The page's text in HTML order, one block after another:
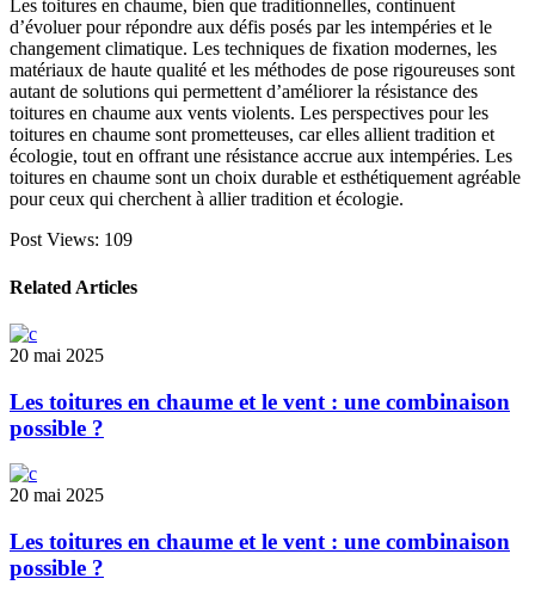
Les toitures en chaume, bien que traditionnelles, continuent
d’évoluer pour répondre aux défis posés par les intempéries et le
changement climatique. Les techniques de fixation modernes, les
matériaux de haute qualité et les méthodes de pose rigoureuses sont
autant de solutions qui permettent d’améliorer la résistance des
toitures en chaume aux vents violents. Les perspectives pour les
toitures en chaume sont prometteuses, car elles allient tradition et
écologie, tout en offrant une résistance accrue aux intempéries. Les
toitures en chaume sont un choix durable et esthétiquement agréable
pour ceux qui cherchent à allier tradition et écologie.
Post Views: 109
Related Articles
20 mai 2025
Les toitures en chaume et le vent : une combinaison
possible ?
20 mai 2025
Les toitures en chaume et le vent : une combinaison
possible ?